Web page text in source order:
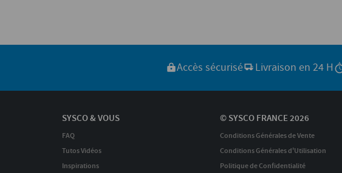
Accès sécurisé Livraison en 24 H
SYSCO & VOUS
FAQ
Tutos Vidéos
Inspirations
© SYSCO FRANCE 2026
Conditions Générales de Vente
Conditions Générales d'Utilisation
Politique de Confidentialité